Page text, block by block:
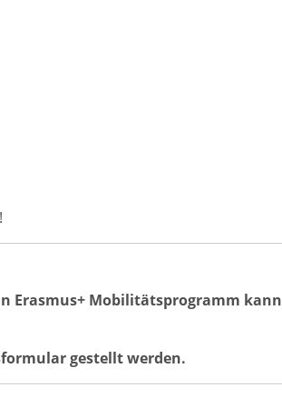
Erasmus+ Mobilitätsprogramm kann
gestellt werden.